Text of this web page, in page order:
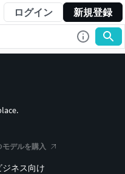
ログイン 新規登録
モデルを購入
ジネス向け